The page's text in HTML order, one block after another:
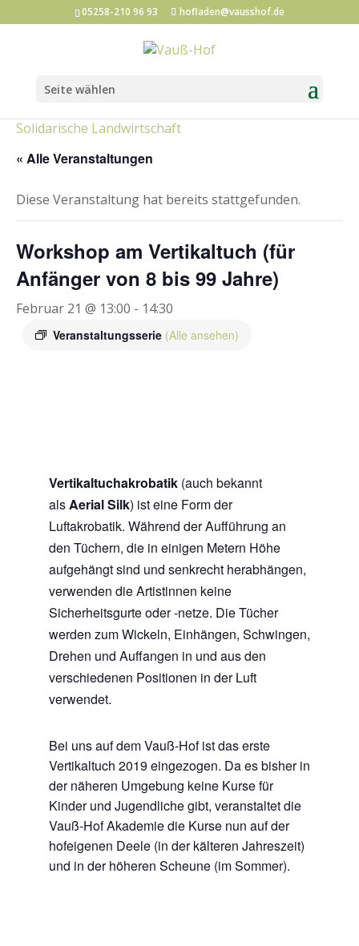
05258-210 96 93 hofladen@vausshof.de
Seite wählen
Solidarische Landwirtschaft
« Alle Veranstaltungen
Diese Veranstaltung hat bereits stattgefunden.
Workshop am Vertikaltuch (für
Anfänger von 8 bis 99 Jahre)
Februar 21 @ 13:00 - 14:30
Veranstaltungsserie (Alle ansehen)
Vertikaltuchakrobatik(auch bekannt
alsAerial Silk) ist eine Form der
Luftakrobatik. Während der Aufführung an
den Tüchern, die in einigen Metern Höhe
aufgehängt sind und senkrecht herabhängen,
verwenden die Artistinnen keine
Sicherheitsgurte oder -netze. Die Tücher
werden zum Wickeln, Einhängen, Schwingen,
Drehen und Auffangen in und aus den
verschiedenen Positionen in der Luft
verwendet.
Bei uns auf dem Vauß-Hof ist das erste
Vertikaltuch 2019 eingezogen. Da es bisher in
der näheren Umgebung keine Kurse für
Kinder und Jugendliche gibt, veranstaltet die
Vauß-Hof Akademie die Kurse nun auf der
hofeigenen Deele (in der kälteren Jahreszeit)
und in der höheren Scheune (im Sommer).